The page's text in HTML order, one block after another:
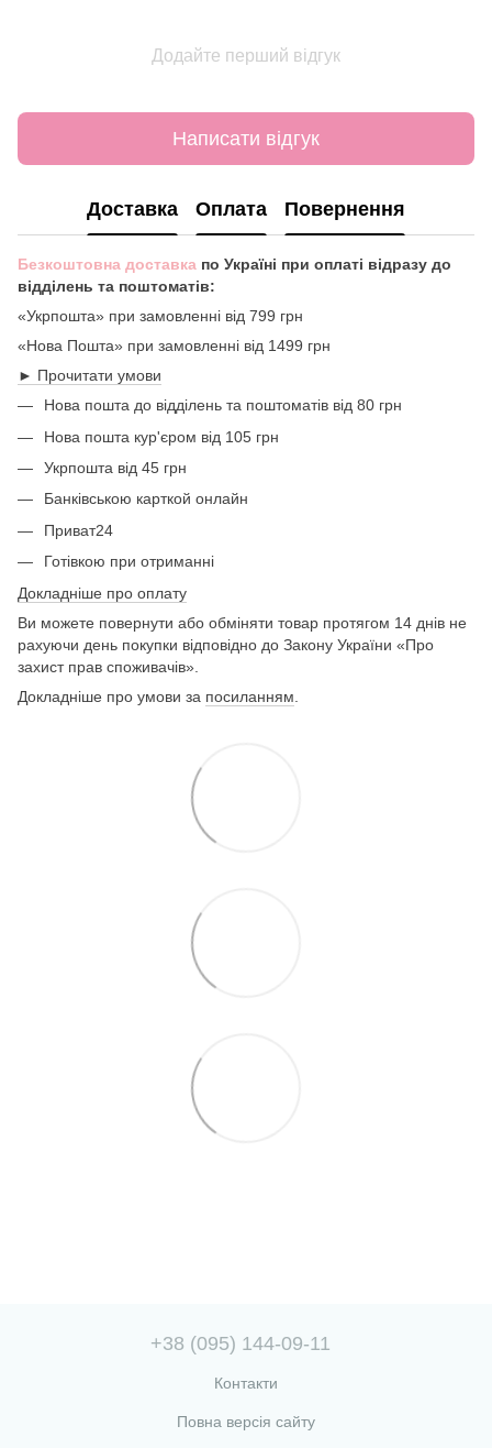
Додайте перший відгук
Написати відгук
Доставка Оплата Повернення
Безкоштовна доставка по Україні при оплаті відразу до
відділень та поштоматів:
«Укрпошта» при замовленні від 799 грн
«Нова Пошта» при замовленні від 1499 грн
► Прочитати умови
Нова пошта до відділень та поштоматів від 80 грн
Нова пошта кур'єром від 105 грн
Укрпошта від 45 грн
Банківською карткой онлайн
Приват24
Готівкою при отриманні
Докладніше про оплату
Ви можете повернути або обміняти товар протягом 14 днів не
рахуючи день покупки відповідно до Закону України «Про
захист прав споживачів».
Докладніше про умови за посиланням
+38 (095) 144-09-11
Контакти
Повна версія сайту